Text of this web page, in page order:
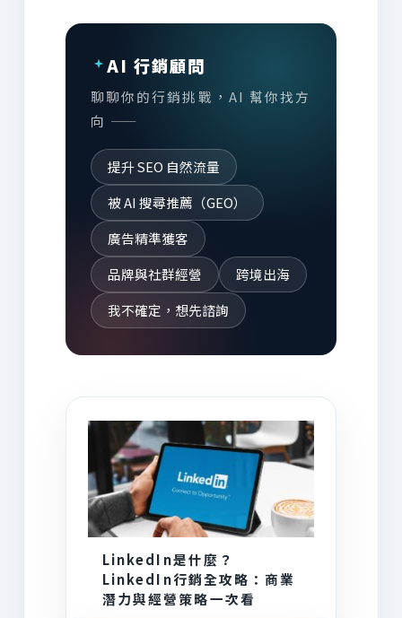
AI 行銷顧問
聊聊你的行銷挑戰，AI 幫你找方
向 ——
提升 SEO 自然流量
被 AI 搜尋推薦（GEO）
廣告精準獲客
品牌與社群經營
跨境出海
我不確定，想先諮詢
LinkedIn是什麼？
LinkedIn行銷全攻略：商業
潛力與經營策略一次看